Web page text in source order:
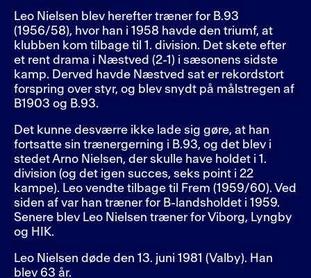
Leo Nielsen blev herefter træner for B.93
(1956/58), hvor han i 1958 havde den triumf, at
klubben kom tilbage til 1. division. Det skete efter
et rent drama i Næstved (2-1) i sæsonens sidste
kamp. Derved havde Næstved sat er rekordstort
forspring over styr, og blev snydt på målstregen af
B1903 og B.93.
Det kunne desværre ikke lade sig gøre, at han
fortsatte sin trænergerning i B.93, og det blev i
stedet Arno Nielsen, der skulle have holdet i 1.
division (og det igen succes, seks point i 22
kampe). Leo vendte tilbage til Frem (1959/60). Ved
siden af var han træner for B-landsholdet i 1959.
Senere blev Leo Nielsen træner for Viborg, Lyngby
og HIK.
Leo Nielsen døde den 13. juni 1981 (Valby). Han
blev 63 år.